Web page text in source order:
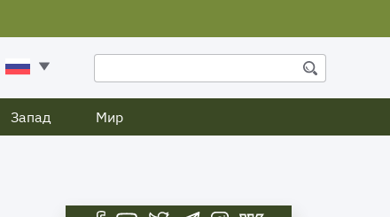
Запад Мир